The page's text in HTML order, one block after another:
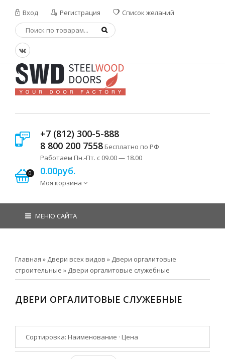
Вход Регистрация Список желаний
+7 (812) 300-5-888
8 800 200 7558 Бесплатно по РФ
Работаем Пн.-Пт. с 09.00 — 18.00
0 0.00руб.
Моя корзина
МЕНЮ САЙТА
Главная » Двери всех видов » Двери оргалитовые
строительные » Двери оргалитовые служебные
ДВЕРИ ОРГАЛИТОВЫЕ СЛУЖЕБНЫЕ
Сортировка: Наименование · Цена